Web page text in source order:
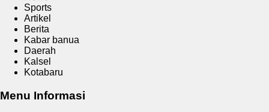
Sports
Artikel
Berita
Kabar banua
Daerah
Kalsel
Kotabaru
Menu Informasi